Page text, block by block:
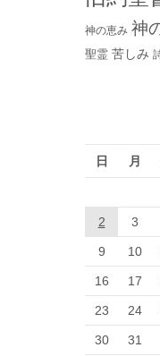
神の恵み 神
聖霊 苦しみ
日 月
2 3
9 10
16 17
23 24
30 31